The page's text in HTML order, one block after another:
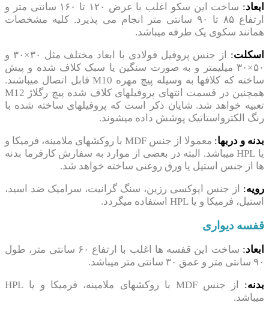
ابعاد:
ساخت این سکو اغلب با عرض ۱۲۰ تا ۱۶۰ سانتی متر و
ارتفاع ۸۵ تا ۹۰ سانتی متر انجام می پذیرد. کلیه مشخصات
همانند سکوی یک طرفه میباشد.
اسکلت:
از جنس پروفیل فولادی با ابعاد مختلف مثل ۳۰×۳۰ و
۵۰×۳۰ میلیمتر و به صورت سنگین یا سبک کلاف شده و پیش
ساخته که کلافها به وسیله پیچ مهره M10 قابل اتصال میباشند.
همچنین در قسمت انتهای پروفیلهای کلاف شده پیچ رگلاژ M12
تعبیه خواهد شد. شایان ذکر است که پروفیلهای ساخته شده با
رنگ الکترواستاتیک پوشش داده میشوند.
بدنه و دربها:
معمولا از جنس MDF با روکشهای ملامینه، فرمیکا و
یا HPL میباشد. البته در بعضی از موارد به سفارش کارفرما بدنه
ها از جنس استیل یا ورق روغنی ساخته خواهد شد.
رویه:
از جنس اپوکسی رزین، سنگ گرانیت، سرامیک ضد اسید،
استیل، فرمیکا و یا HPL استفاده میگردد.
قفسه دیواری
ابعاد:
ساخت این قفسه ها اغلب با ارتفاع ۶۰ سانتی متر، طول
۹۰ سانتی متر و عمق ۳۰ سانتی متر میباشد.
بدنه:
از جنس MDF با روکشهای ملامینه، فرمیکا و یا HPL
میباشد.